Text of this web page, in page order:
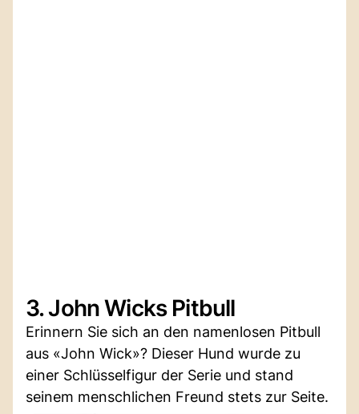
3. John Wicks Pitbull
Erinnern Sie sich an den namenlosen Pitbull
aus «John Wick»? Dieser Hund wurde zu
einer Schlüsselfigur der Serie und stand
seinem menschlichen Freund stets zur Seite.